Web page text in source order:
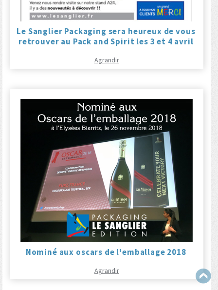
Le Sanglier Packaging sera heureux de vous
retrouver au Pack and Spirit les 3 et 4 avril
Agrandir
Nominé aux oscars de l'emballage 2018
Agrandir